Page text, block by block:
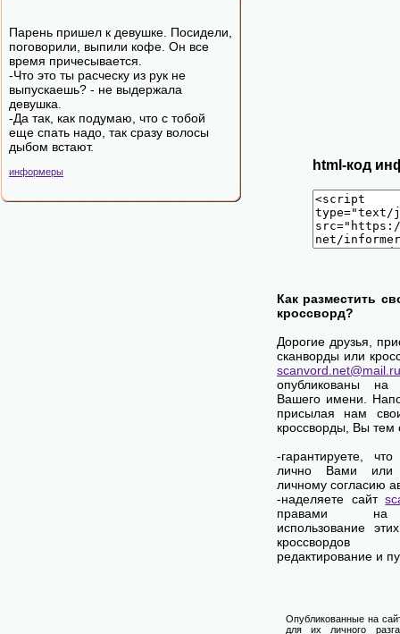
Парень пришел к девушке. Посидели,
поговорили, выпили кофе. Он все
время причесывается.
-Что это ты расческу из рук не
выпускаешь? - не выдержала
девушка.
-Да так, как подумаю, что с тобой
еще спать надо, так сразу волосы
дыбом встают.
информеры html-код
Как разместить
кроссворд?
Дорогие друзья,
сканворды или
scanvord.net@mail.ru
опубликованы
Вашего имени.
присылая нам
кроссворды, Вы
-гарантируете,
лично Вами или
личному согласию
-наделяете сайт
правами на
использование
редактирование и
Опубликованные на
для их личного